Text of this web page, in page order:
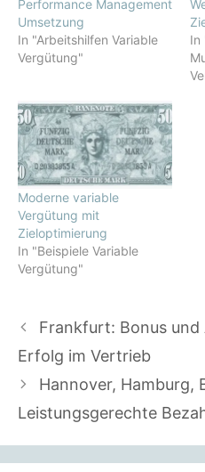
Performance Management
Umsetzung
In "Arbeitshilfen Variable
Vergütung"
In
Moderne variable
Vergütung mit
Zieloptimierung
In "Beispiele Variable
Vergütung"
Frankfurt: Bonus
Erfolg im Vertrieb
Hannover, Hamburg,
Leistungsgerechte